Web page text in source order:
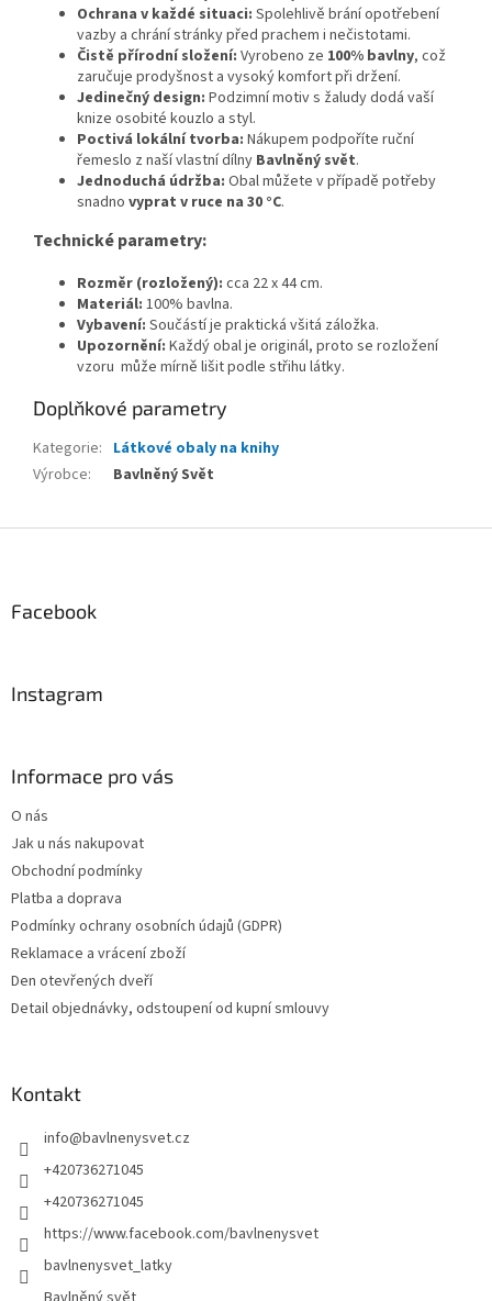
Ochrana v každé situaci: Spolehlivě brání opotřebení
vazby a chrání stránky před prachem i nečistotami.
Čistě přírodní složení: Vyrobeno ze 100% bavlny, což
zaručuje prodyšnost a vysoký komfort při držení.
Jedinečný design: Podzimní motiv s žaludy dodá vaší
knize osobité kouzlo a styl.
Poctivá lokální tvorba: Nákupem podpoříte ruční
řemeslo z naší vlastní dílny Bavlněný svět.
Jednoduchá údržba: Obal můžete v případě potřeby
snadno vyprat v ruce na 30 °C.
Technické parametry:
Rozměr (rozložený): cca 22 x 44 cm.
Materiál: 100% bavlna.
Vybavení: Součástí je praktická všitá záložka.
Upozornění: Každý obal je originál, proto se rozložení
vzoru může mírně lišit podle střihu látky.
Doplňkové parametry
Kategorie: Látkové obaly na knihy
Výrobce: Bavlněný Svět
Facebook
Instagram
Informace pro vás
O nás
Jak u nás nakupovat
Obchodní podmínky
Platba a doprava
Podmínky ochrany osobních údajů (GDPR)
Reklamace a vrácení zboží
Den otevřených dveří
Detail objednávky, odstoupení od kupní smlouvy
Kontakt
info@bavlnenysvet.cz
+420736271045
+420736271045
https://www.facebook.com/bavlnenysvet
bavlnenysvet_latky